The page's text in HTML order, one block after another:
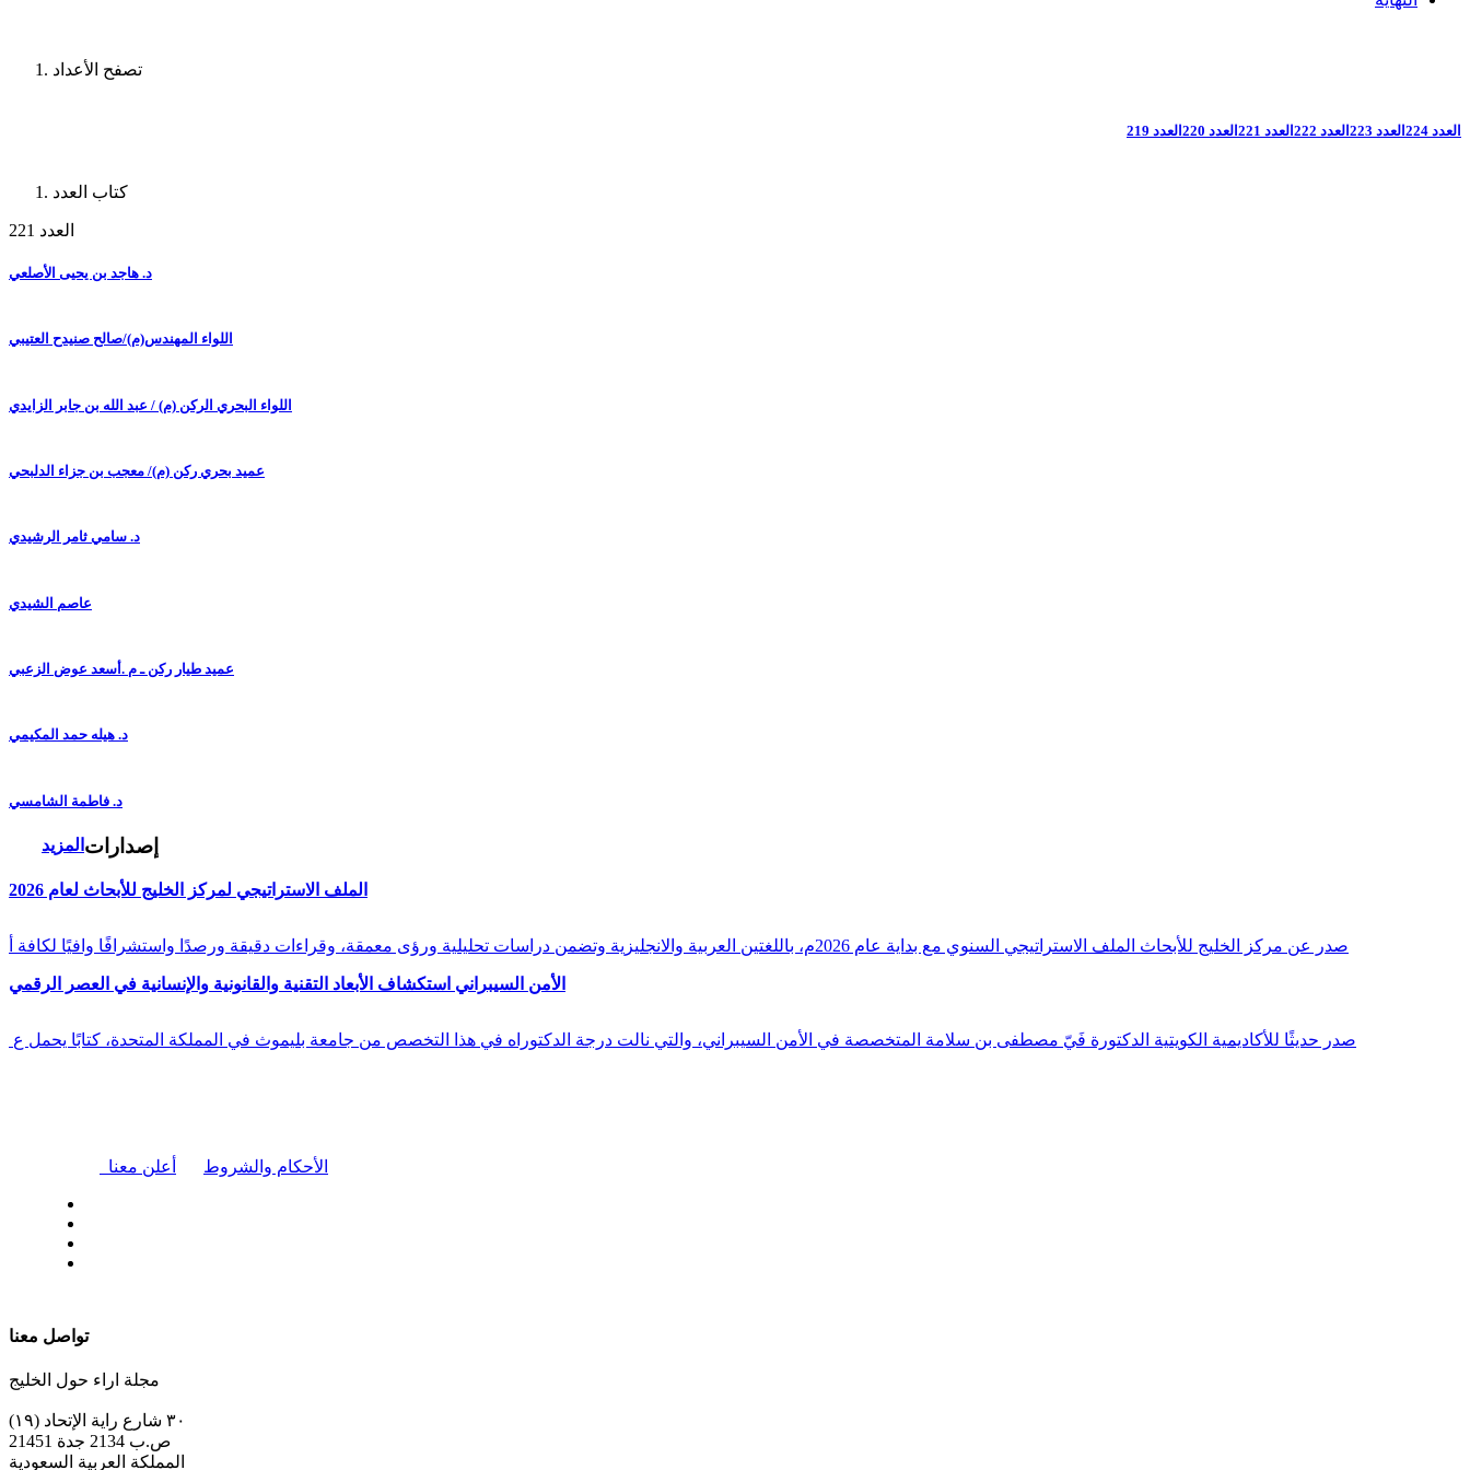
تصفح الأعداد
العدد 224 العدد 223 العدد 222 العدد 221 العدد 220 العدد 219
كتاب العدد
العدد 221
د. هاجد بن يحيى الأصلعي
اللواء المهندس(م)/صالح صنيدح العتيبي
اللواء البحري الركن (م) / عبد الله بن جابر الزايدي
عميد بحري ركن (م)/ معجب بن جزاء الدلبحي
د. سامي ثامر الرشيدي
عاصم الشيدي
عميد طيار ركن ـ م .أسعد عوض الزعبي
د. هيله حمد المكيمي
د. فاطمة الشامسي
المزيد إصدارات
الملف الاستراتيجي لمركز الخليج للأبحاث لعام 2026
صدر عن مركز الخليج للأبحاث الملف الاستراتيجي السنوي مع بداية عام 2026م، باللغتين العربية والانجليزية وتضمن دراسات تحليلية ورؤى معمقة، وقراءات دقيقة ورصدًا واستشرافًا وافيًا لكافة أ
الأمن السيبراني استكشاف الأبعاد التقنية والقانونية والإنسانية في العصر الرقمي
صدر حديثًا للأكاديمية الكويتية الدكتورة فَيّ مصطفى بن سلامة المتخصصة في الأمن السيبراني، والتي نالت درجة الدكتوراه في هذا التخصص من جامعة بليموث في المملكة المتحدة، كتابًا يحمل ع
أعلن معنا الأحكام والشروط
تواصل معنا
مجلة اراء حول الخليج
٣٠ شارع راية الإتحاد (١٩)
ص.ب 2134 جدة 21451
المملكة العربية السعودية